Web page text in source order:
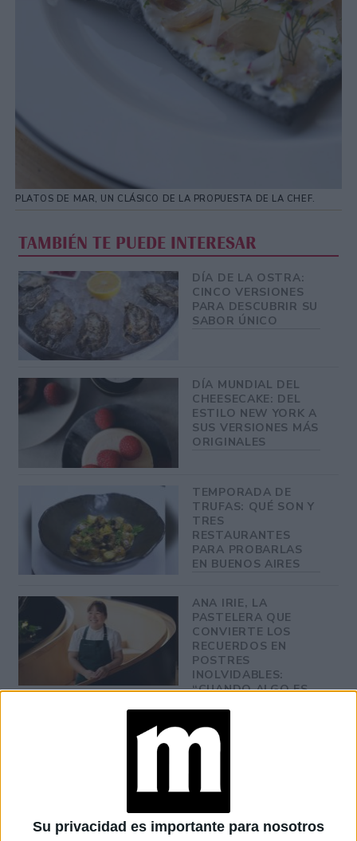
Su privacidad es importante para nosotros
PLATOS DE MAR, UN CLÁSICO DE LA PROPUESTA DE LA CHEF.
TAMBIÉN TE PUEDE INTERESAR
DÍA DE LA OSTRA:
CINCO VERSIONES
PARA DESCUBRIR SU
SABOR ÚNICO
DÍA MUNDIAL DEL
CHEESECAKE: DEL
ESTILO NEW YORK A
SUS VERSIONES MÁS
ORIGINALES
TEMPORADA DE
TRUFAS: QUÉ SON Y
TRES
RESTAURANTES
PARA PROBARLAS
EN BUENOS AIRES
ANA IRIE, LA
PASTELERA QUE
CONVIERTE LOS
RECUERDOS EN
POSTRES
INOLVIDABLES:
“CUANDO ALGO ES
MIRADA PROPIA”
cuidado de producto, productores y de mi equipo de cocina,